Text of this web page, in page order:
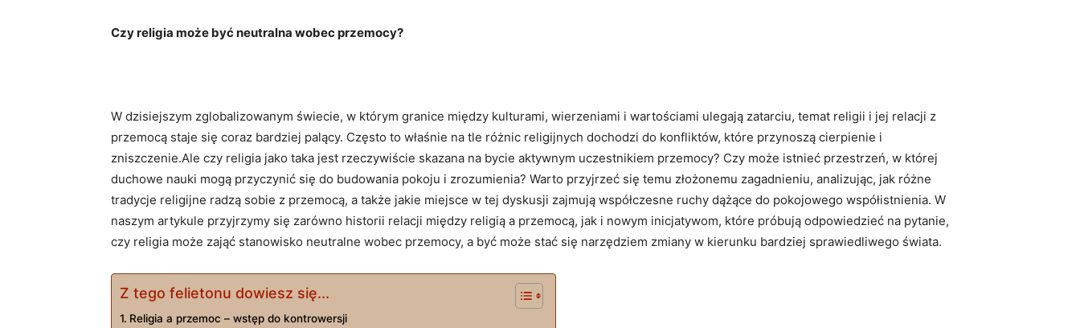
Czy religia może być neutralna wobec przemocy?
W dzisiejszym zglobalizowanym świecie, w którym granice między‌ kulturami, wierzeniami​ i wartościami ulegają zatarciu, temat religii i jej relacji z‌
przemocą ⁣staje ‍się coraz ⁢bardziej palący. Często to właśnie ‍na ‌tle różnic ⁣religijnych dochodzi do konfliktów, które przynoszą cierpienie i
zniszczenie.Ale czy religia jako taka jest rzeczywiście skazana na bycie aktywnym uczestnikiem przemocy?‌ Czy ​może ‍istnieć przestrzeń, w​ której‌
duchowe nauki mogą ⁣przyczynić⁣ się do budowania pokoju i zrozumienia? Warto przyjrzeć się temu złożonemu zagadnieniu, analizując, jak różne
tradycje religijne radzą sobie z przemocą, a ⁣także jakie ​miejsce w‌ tej dyskusji zajmują współczesne ruchy dążące ⁢do pokojowego współistnienia. W
naszym artykule przyjrzymy się zarówno historii‍ relacji ‌między⁤ religią a przemocą, jak i nowym inicjatywom, ⁤które próbują odpowiedzieć na pytanie,
czy religia może⁤ zająć stanowisko neutralne wobec przemocy, a być może stać się narzędziem zmiany w kierunku bardziej sprawiedliwego⁢ świata.
Z tego felietonu dowiesz się...
Religia a przemoc –​ wstęp do kontrowersji